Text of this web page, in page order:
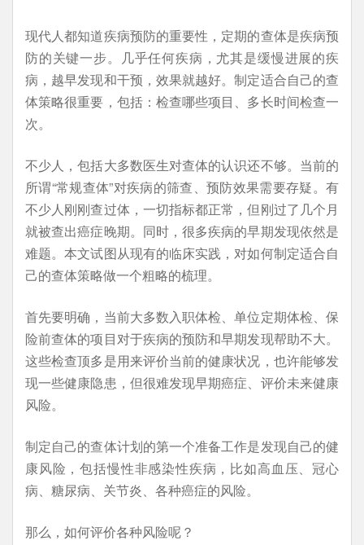
现代人都知道疾病预防的重要性，定期的查体是疾病预
防的关键一步。几乎任何疾病，尤其是缓慢进展的疾
病，越早发现和干预，效果就越好。制定适合自己的查
体策略很重要，包括：检查哪些项目、多长时间检查一
次。
不少人，包括大多数医生对查体的认识还不够。当前的
所谓“常规查体”对疾病的筛查、预防效果需要存疑。有
不少人刚刚查过体，一切指标都正常，但刚过了几个月
就被查出癌症晚期。同时，很多疾病的早期发现依然是
难题。本文试图从现有的临床实践，对如何制定适合自
己的查体策略做一个粗略的梳理。
首先要明确，当前大多数入职体检、单位定期体检、保
险前查体的项目对于疾病的预防和早期发现帮助不大。
这些检查顶多是用来评价当前的健康状况，也许能够发
现一些健康隐患，但很难发现早期癌症、评价未来健康
风险。
制定自己的查体计划的第一个准备工作是发现自己的健
康风险，包括慢性非感染性疾病，比如高血压、冠心
病、糖尿病、关节炎、各种癌症的风险。
那么，如何评价各种风险呢？